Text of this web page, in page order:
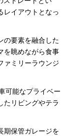
レイアウトとなっ
の要素を融合した
を眺めながら食事
ァミリーラウンジ
可能なプライベー
たリビングやテラ
期保管ガレージを